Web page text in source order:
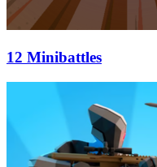
12 Minibattles